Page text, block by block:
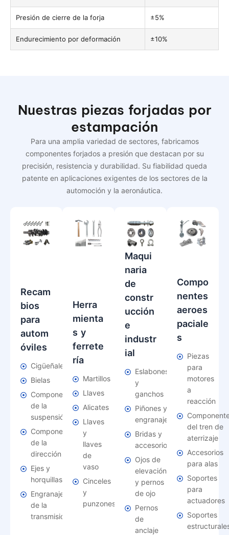
Presión de cierre de la forja ±5%
Endurecimiento por deformación ±10%
Nuestras piezas forjadas por
estampación
Para una amplia variedad de sectores, fabricamos
componentes forjados a presión que destacan por su
precisión, resistencia y durabilidad. Su fiabilidad queda
patente en aplicaciones exigentes de los sectores de la
automoción y la aeronáutica.
Recam
bios
para
autom
óviles
Cigüeñales
Bielas
Componentes
de la
suspensión
Componentes
de la
dirección
Ejes y
horquillas
Engranajes
de la
transmisión
Herra
mienta
s y
ferrete
ría
Martillos
Llaves
Alicates
Llaves
y
llaves
de
vaso
Cinceles
y
punzones
Maqui
naria
de
constr
ucción
e
industr
ial
Eslabones
y
ganchos
Piñones y
engranajes
Bridas y
accesorios
Ojos de
elevación
y pernos
de ojo
Pernos
de
anclaje
Compo
nentes
aeroes
paciale
s
Piezas
para
motores
a
reacción
del tren de
aterrizaje
Accesorios
para alas
Soportes
para
actuadores
Soportes